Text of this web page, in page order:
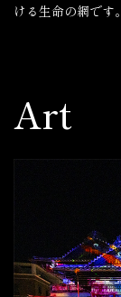
ける生命の網です。
Art